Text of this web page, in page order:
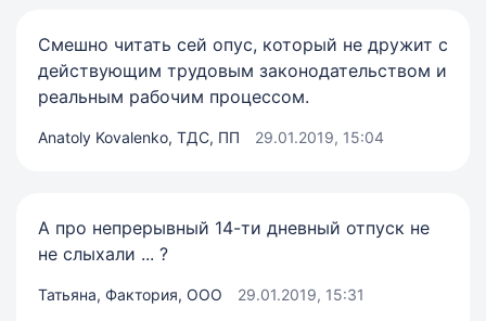
Смешно читать сей опус, который не дружит с
действующим трудовым законодательством и
реальным рабочим процессом.
Anatoly Kovalenko, ТДС, ПП 29.01.2019, 15:04
А про непрерывный 14-ти дневный отпуск не
не слыхали ... ?
Татьяна, Фактория, ООО 29.01.2019, 15:31